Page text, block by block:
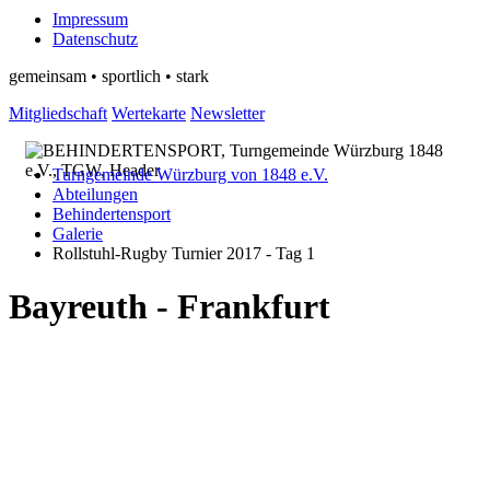
Impressum
Datenschutz
gemeinsam • sportlich • stark
Mitgliedschaft Wertekarte Newsletter
Turngemeinde Würzburg von 1848 e.V.
Abteilungen
Behindertensport
Galerie
Rollstuhl-Rugby Turnier 2017 - Tag 1
Bayreuth - Frankfurt